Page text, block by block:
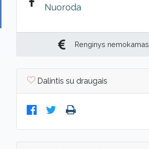
Nuoroda
Renginys nemokamas
Dalintis su draugais